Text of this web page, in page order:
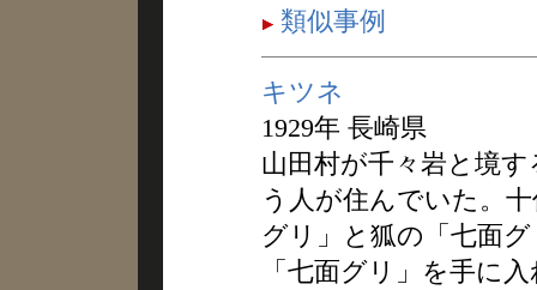
類似事例
キツネ
1929年 長崎県
山田村が千々岩と境
う人が住んでいた。
グリ」と狐の「七面
「七面グリ」を手に